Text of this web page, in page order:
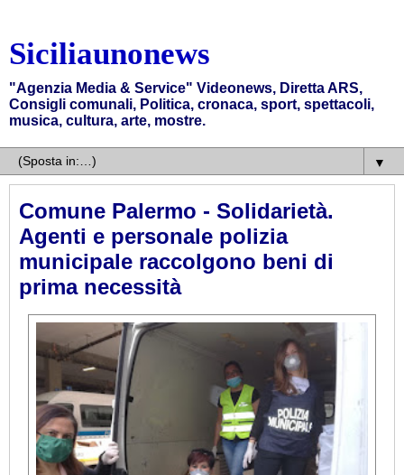
Siciliaunonews
"Agenzia Media & Service" Videonews, Diretta ARS,
Consigli comunali, Politica, cronaca, sport, spettacoli,
musica, cultura, arte, mostre.
▼
Comune Palermo - Solidarietà.
Agenti e personale polizia
municipale raccolgono beni di
prima necessità